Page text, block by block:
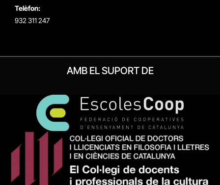
Telèfon:
932 311 247
AMB EL SUPORT DE